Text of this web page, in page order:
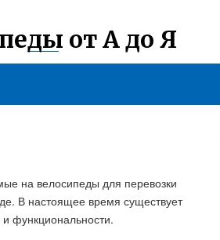
от А до Я
на велосипеды для перевозки
В настоящее время существует
и функциональности.